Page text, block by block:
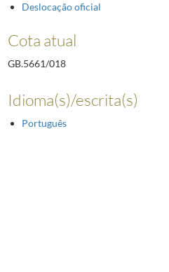
Deslocação oficial
Cota atual
GB.5661/018
Idioma(s)/escrita(s)
Português